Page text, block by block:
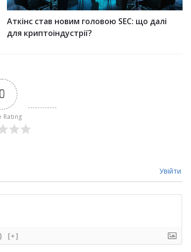
Аткінс став новим головою SEC: що далі
для криптоіндустрії?
0
Rating
Увійти
[+]